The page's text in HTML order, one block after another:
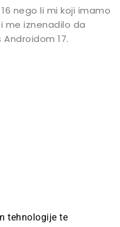
nego li mi koji imamo
me iznenadilo da
17.
tehnologije te